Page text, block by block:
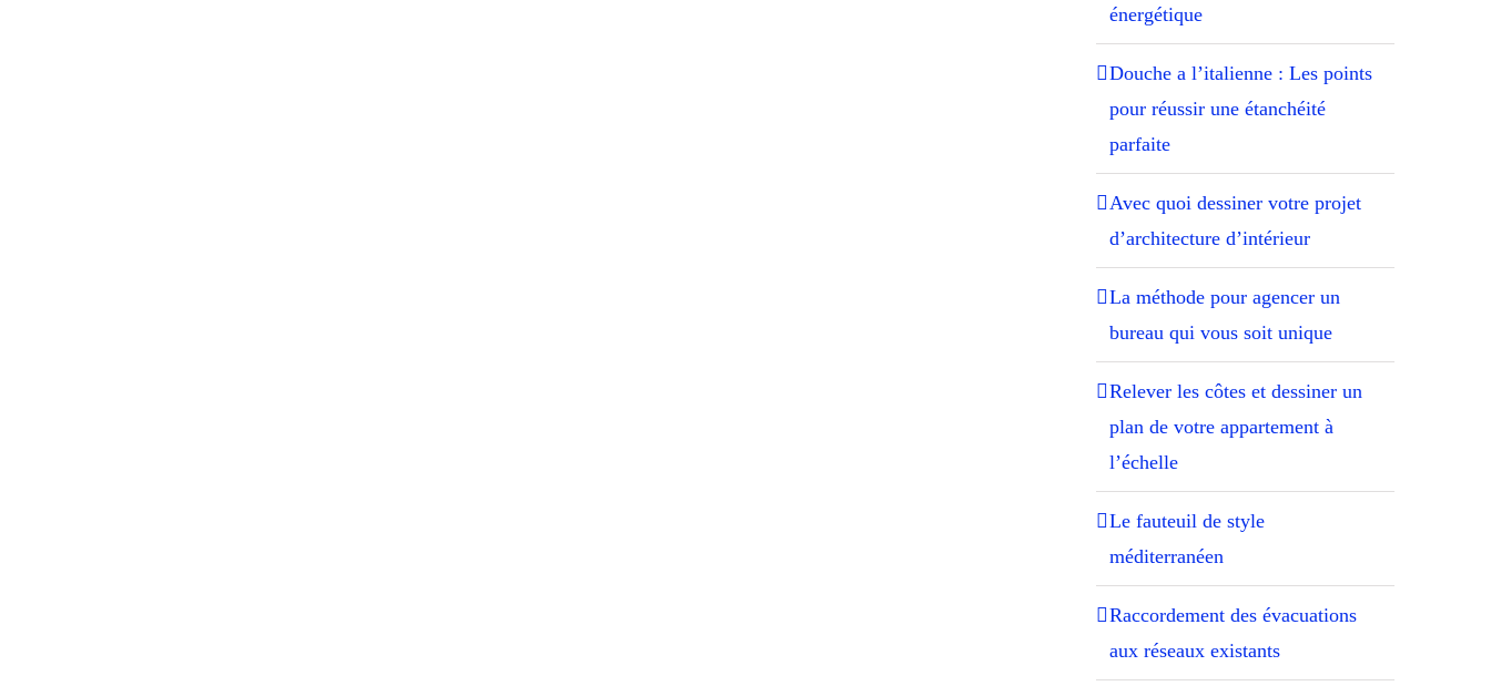
énergétique
Douche a l’italienne : Les points
pour réussir une étanchéité
parfaite
Avec quoi dessiner votre projet
d’architecture d’intérieur
La méthode pour agencer un
bureau qui vous soit unique
Relever les côtes et dessiner un
plan de votre appartement à
l’échelle
Le fauteuil de style
méditerranéen
Raccordement des évacuations
aux réseaux existants